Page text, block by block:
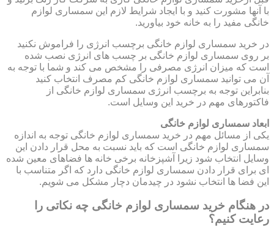
با آنها مشورت کنید و با ایجاد شرایط لازم این سمساری لوازم
خانگی مفید را به خانه خود بیاورید.
در خرید سمساری لوازم خانگی برچسب انرژی را فراموش نکنید
بر روی سمساری لوازم خانگی بر چسب های انرژی نصب شده
است که میزان انرژی مصرفی را مشخص می کند و شما با توجه به
آن می توانید سمساری لوازم خانگی کم مصرف انتخاب کنید
بنابراین توجه به برچسب انرژی سمساری لوازم خانگی از
فاکتورهای مهم در خرید این وسایل است.
ابعاد سمساری لوازم خانگی
یکی از مسائل مهم در خرید سمساری لوازم خانگی توجه به اندازه
سمساری لوازم خانگی است که باید نسبت به محل قرار دادن این
وسایل انتخاب شود زیرا آشپزخانه برخی خانه ها فضاهای معین شده
ای برای قرار دادن سمساری لوازم خانگی دارد که اگر متناسب با
این فضا ها انتخاب نشود در چیدمان دچار مشکل می شویم.
در هنگام خرید سمساری لوازم خانگی چه نکاتی را
رعایت کنیم؟